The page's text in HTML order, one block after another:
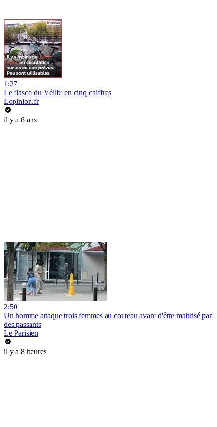
1:27
Le fiasco du Vélib’ en cinq chiffres
Lopinion.fr
il y a 8 ans
2:50
Un homme attaque trois femmes au couteau avant d'être maitrisé par
des passants
Le Parisien
il y a 8 heures